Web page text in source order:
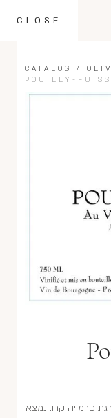
CLOSE
CATALOG /
POUILLY-
פרמייה קרו. נמצא